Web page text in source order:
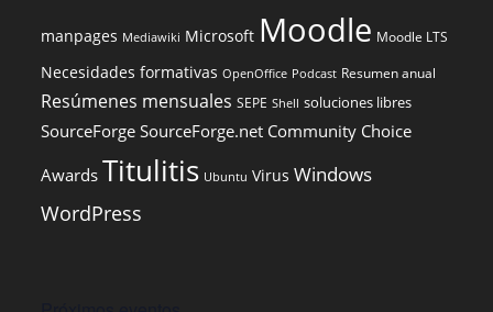
manpages Mediawiki Microsoft Moodle Moodle LTS
Necesidades formativas OpenOffice Podcast Resumen anual
Resúmenes mensuales SEPE Shell soluciones libres
SourceForge SourceForge.net Community Choice
Awards Titulitis Ubuntu Virus Windows
WordPress